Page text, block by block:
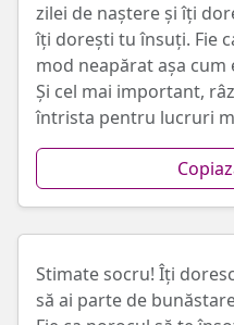
zilei de naștere și îți
îți dorești tu însuți. Fie
mod neapărat așa
Și cel mai important,
întrista pentru lucruri
Stimate socru! Îți
să ai parte de